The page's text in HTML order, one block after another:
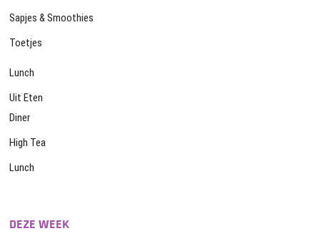
Sapjes & Smoothies
Toetjes
Lunch
Uit Eten
Diner
High Tea
Lunch
DEZE WEEK